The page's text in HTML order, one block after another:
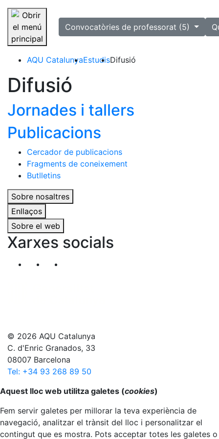
Saltar la navegació
selectedConvocatòries de professorat (5)
AQU CatalunyaEstudisDifusió
Difusió
Jornades i tallers
Publicacions
Cercador de publicacions
Fragments de coneixement
Butlletins
Sobre nosaltres
Enllaços
Sobre el web
Xarxes socials
Segueix-nos al nostre canal de Twitter
© 2026 AQU Catalunya
C. d'Enric Granados, 33
08007 Barcelona
Tel: +34 93 268 89 50
Anar al principi
Aquest lloc web utilitza galetes (cookies)
Fem servir galetes per millorar la teva experiència de
navegació, analitzar el trànsit del lloc i personalitzar el
contingut que es mostra. Pots acceptar totes les galetes o